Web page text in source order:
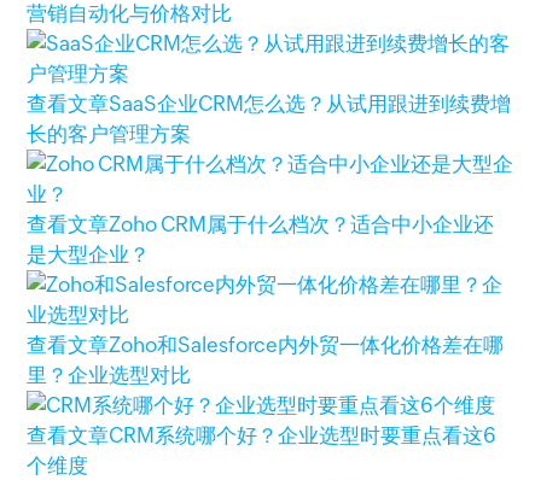
营销自动化与价格对比
查看文章SaaS企业CRM怎么选？从试用跟进到续费增
长的客户管理方案
查看文章Zoho CRM属于什么档次？适合中小企业还
是大型企业？
查看文章Zoho和Salesforce内外贸一体化价格差在哪
里？企业选型对比
查看文章CRM系统哪个好？企业选型时要重点看这6
个维度